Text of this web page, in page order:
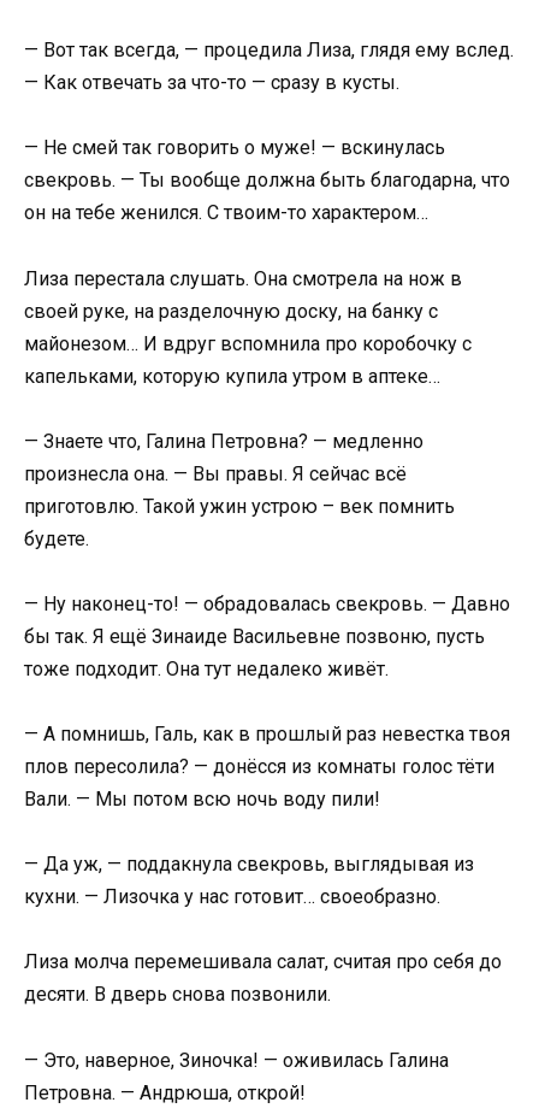
— Вот так всегда, — процедила Лиза, глядя ему вслед.
— Как отвечать за что-то — сразу в кусты.
— Не смей так говорить о муже! — вскинулась
свекровь. — Ты вообще должна быть благодарна, что
он на тебе женился. С твоим-то характером…
Лиза перестала слушать. Она смотрела на нож в
своей руке, на разделочную доску, на банку с
майонезом… И вдруг вспомнила про коробочку с
капельками, которую купила утром в аптеке…
— Знаете что, Галина Петровна? — медленно
произнесла она. — Вы правы. Я сейчас всё
приготовлю. Такой ужин устрою – век помнить
будете.
— Ну наконец-то! — обрадовалась свекровь. — Давно
бы так. Я ещё Зинаиде Васильевне позвоню, пусть
тоже подходит. Она тут недалеко живёт.
— А помнишь, Галь, как в прошлый раз невестка твоя
плов пересолила? — донёсся из комнаты голос тёти
Вали. — Мы потом всю ночь воду пили!
— Да уж, — поддакнула свекровь, выглядывая из
кухни. — Лизочка у нас готовит… своеобразно.
Лиза молча перемешивала салат, считая про себя до
десяти. В дверь снова позвонили.
— Это, наверное, Зиночка! — оживилась Галина
Петровна. — Андрюша, открой!